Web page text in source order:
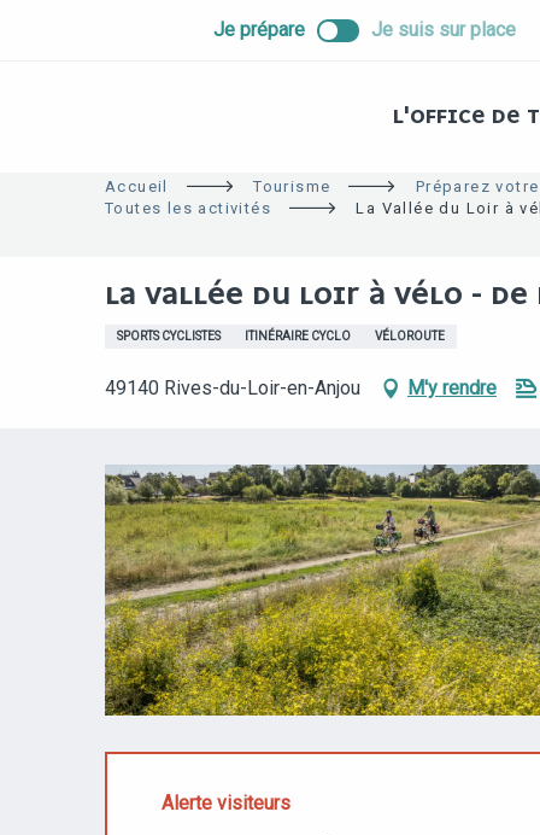
Je prépare Je suis sur place
L'OFFICE DE
Accueil Tourisme Préparez
Toutes les activités
La Vallée du Loir à
LA VALLÉE DU LOIR À VÉLO -
SPORTS CYCLISTES ITINÉRAIRE CYCLO VÉLOROUTE
49140 Rives-du-Loir-en-Anjou M'y rendre
Alerte visiteurs